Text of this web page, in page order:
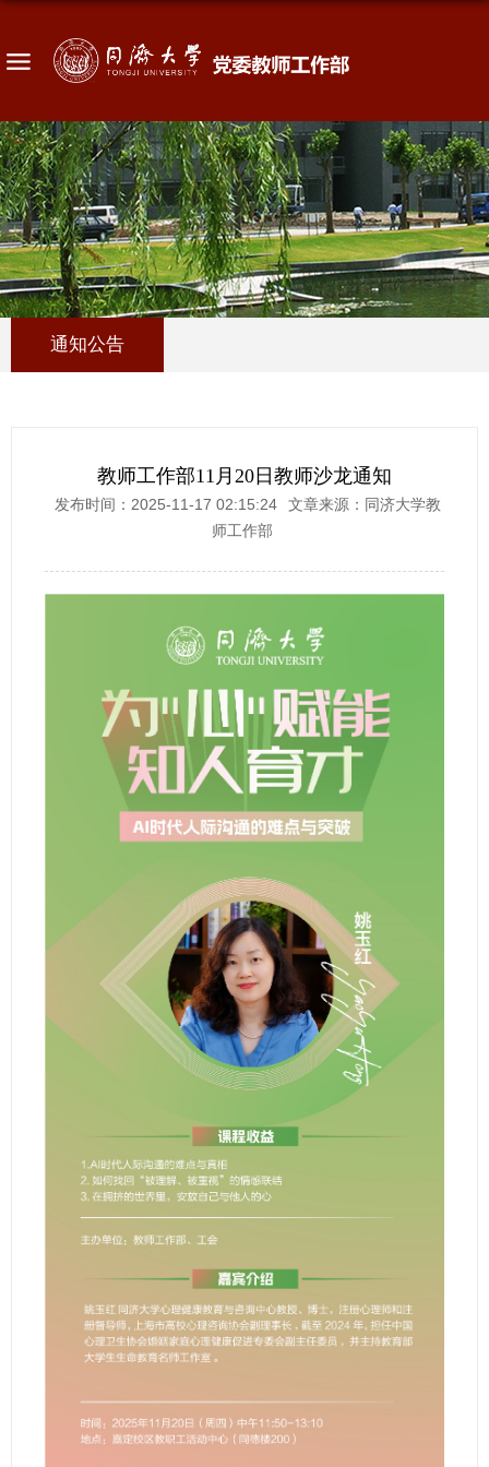
通知公告
教师工作部11月20日教师沙龙通知
发布时间：2025-11-17 02:15:24
文章来源：同济大学教
师工作部